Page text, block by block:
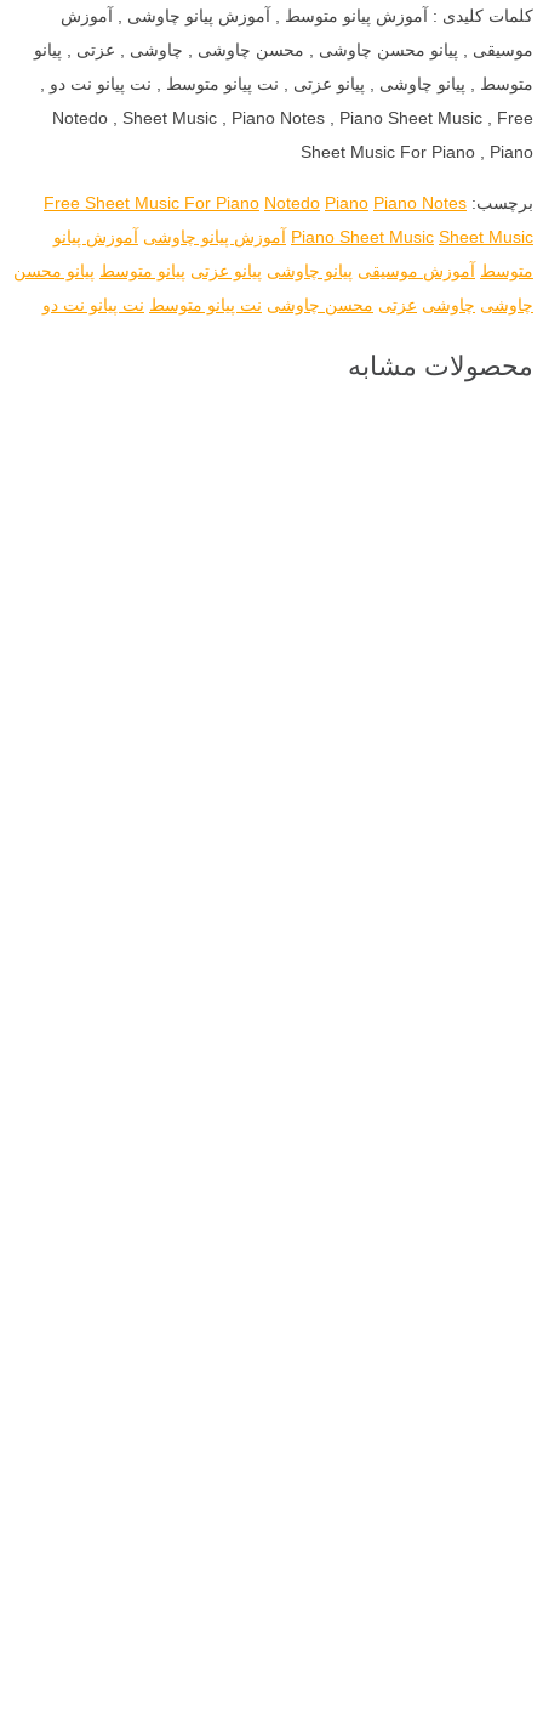
کلمات کلیدی : آموزش پیانو متوسط , آموزش پیانو چاوشی , آموزش
موسیقی , پیانو محسن چاوشی , محسن چاوشی , چاوشی , عزتی , پیانو
متوسط , پیانو چاوشی , پیانو عزتی , نت پیانو متوسط , نت پیانو نت دو ,
Notedo , Sheet Music , Piano Notes , Piano Sheet Music , Free
Sheet Music For Piano , Piano
برچسب: Free Sheet Music For Piano Notedo Piano Piano Notes
Piano Sheet Music Sheet Music آموزش پیانو چاوشی آموزش پیانو
متوسط آموزش موسیقی پیانو چاوشی پیانو عزتی پیانو متوسط پیانو محسن
چاوشی چاوشی عزتی محسن چاوشی نت پیانو متوسط نت پیانو نت دو
محصولات مشابه